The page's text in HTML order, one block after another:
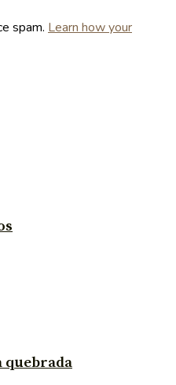
spam. Learn how your
quebrada